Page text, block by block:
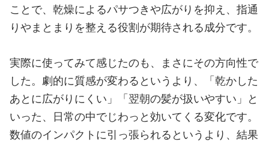
ことで、乾燥によるパサつきや広がりを抑え、指通
りやまとまりを整える役割が期待される成分です。
実際に使ってみて感じたのも、まさにその方向性で
した。劇的に質感が変わるというより、「乾かした
あとに広がりにくい」「翌朝の髪が扱いやすい」と
いった、日常の中でじわっと効いてくる変化です。
数値のインパクトに引っ張られるというより、結果